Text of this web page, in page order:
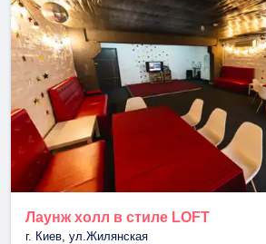
Лаунж холл в стиле LOFT
г. Киев, ул.Жилянская